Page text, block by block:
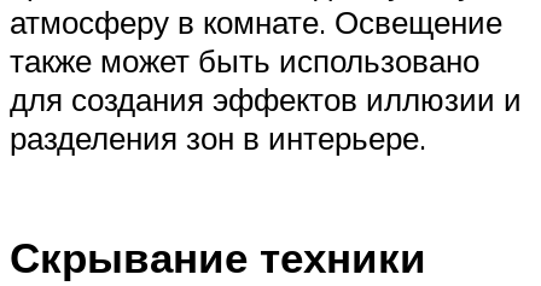
атмосферу в комнате. Освещение
также может быть использовано
для создания эффектов иллюзии и
разделения зон в интерьере.
Скрывание техники